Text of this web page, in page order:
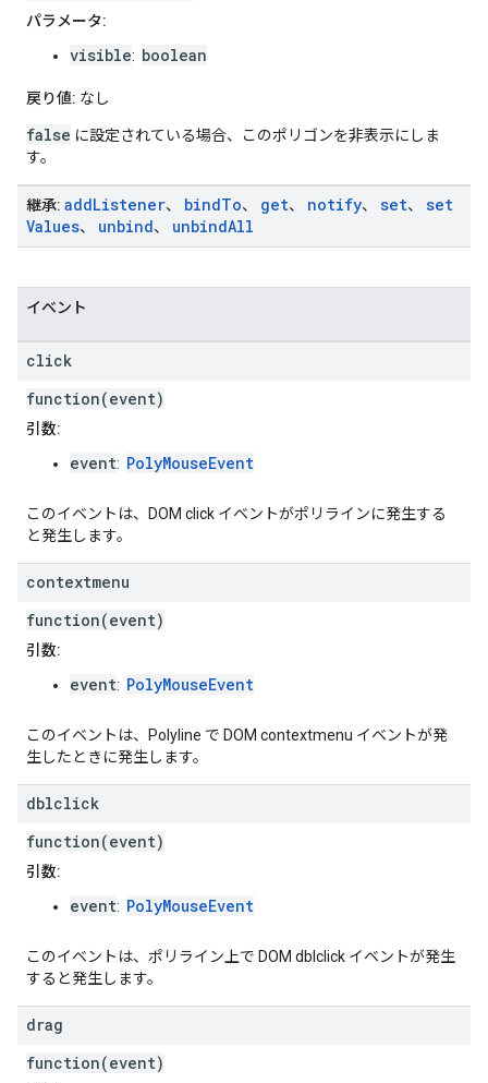
パラメータ:
visible: boolean
戻り値: なし
false に設定されている場合、このポリゴンを非表示にしま
す。
継承: addListener、 bindTo、 get、 notify、 set、 set
Values、 unbind、 unbindAll
イベント
click
function(event)
引数:
event: PolyMouseEvent
このイベントは、DOM click イベントがポリラインに発生する
と発生します。
contextmenu
function(event)
引数:
event: PolyMouseEvent
このイベントは、Polyline で DOM contextmenu イベントが発
生したときに発生します。
dblclick
function(event)
引数:
event: PolyMouseEvent
このイベントは、ポリライン上で DOM dblclick イベントが発生
すると発生します。
drag
function(event)